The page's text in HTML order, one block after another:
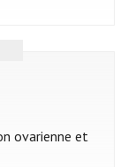
ovarienne et